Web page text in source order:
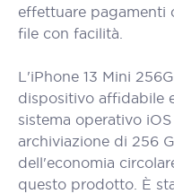
effettuare pagamenti
file con facilità.
L'iPhone 13 Mini
dispositivo affidabile
sistema operativo
archiviazione di 256
dell'economia
questo prodotto. È